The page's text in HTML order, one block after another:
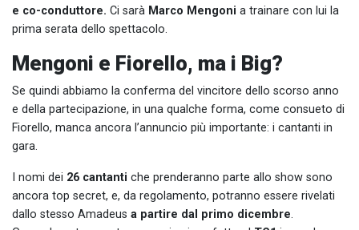
e co-conduttore. Ci sarà Marco Mengoni a trainare con lui la
prima serata dello spettacolo.
Mengoni e Fiorello, ma i Big?
Se quindi abbiamo la conferma del vincitore dello scorso anno
e della partecipazione, in una qualche forma, come consueto di
Fiorello, manca ancora l’annuncio più importante: i cantanti in
gara.
I nomi dei 26 cantanti che prenderanno parte allo show sono
ancora top secret, e, da regolamento, potranno essere rivelati
dallo stesso Amadeus a partire dal primo dicembre.